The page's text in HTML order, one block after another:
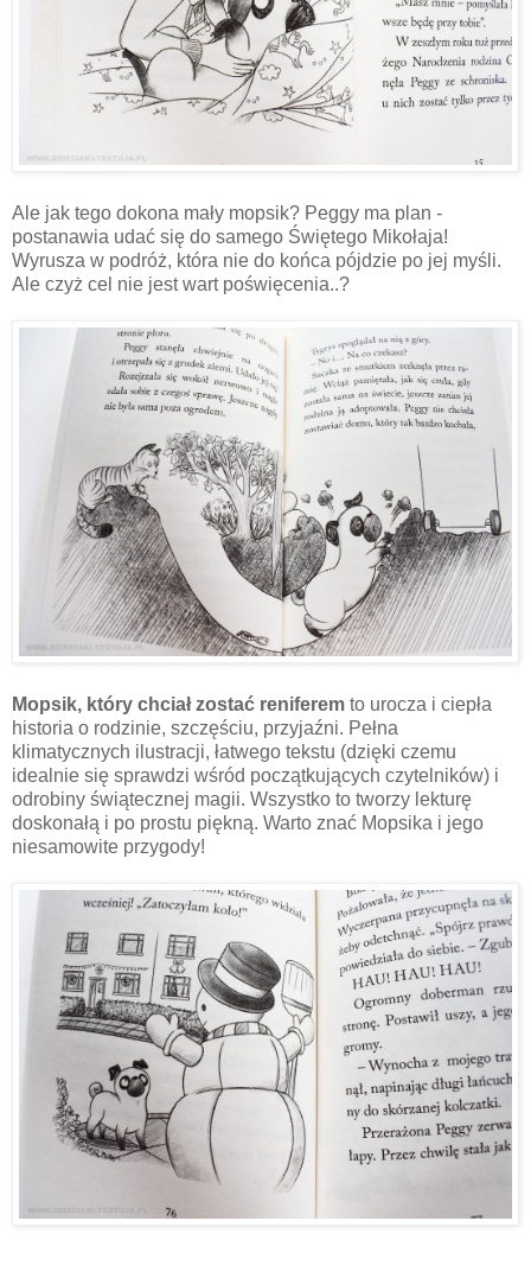
Ale jak tego dokona mały mopsik? Peggy ma plan -
postanawia udać się do samego Świętego Mikołaja!
Wyrusza w podróż, która nie do końca pójdzie po jej myśli.
Ale czyż cel nie jest wart poświęcenia..?
Mopsik, który chciał zostać reniferem to urocza i ciepła
historia o rodzinie, szczęściu, przyjaźni. Pełna
klimatycznych ilustracji, łatwego tekstu (dzięki czemu
idealnie się sprawdzi wśród początkujących czytelników) i
odrobiny świątecznej magii. Wszystko to tworzy lekturę
doskonałą i po prostu piękną. Warto znać Mopsika i jego
niesamowite przygody!